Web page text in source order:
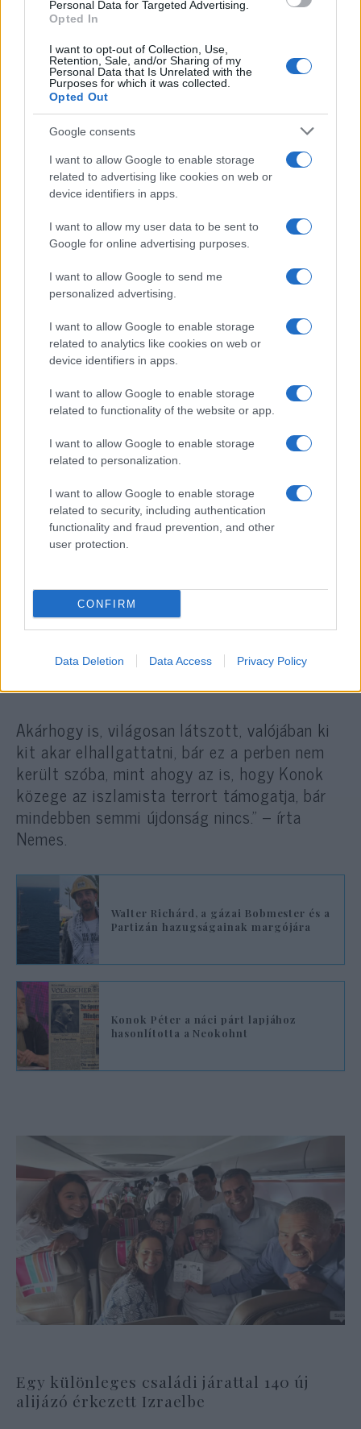
Personal Data for Targeted Advertising.
Opted In
I want to opt-out of Collection, Use,
Retention, Sale, and/or Sharing of my
Personal Data that Is Unrelated with the
Purposes for which it was collected.
Opted Out
Google consents
I want to allow Google to enable storage
related to advertising like cookies on web or
device identifiers in apps.
I want to allow my user data to be sent to
Google for online advertising purposes.
I want to allow Google to send me
personalized advertising.
I want to allow Google to enable storage
related to analytics like cookies on web or
device identifiers in apps.
I want to allow Google to enable storage
related to functionality of the website or app.
I want to allow Google to enable storage
related to personalization.
I want to allow Google to enable storage
related to security, including authentication
functionality and fraud prevention, and other
user protection.
CONFIRM
Data Deletion Data Access Privacy Policy
próbálták megzavarni a tárgyalást
Nemes beszámolójában kitért arra is, hogy a
tárgyalás feszes, helyenként szokatlanul
szigorú légkörben zajlott. Elmondta, hogy
egyes palesztinpárti rendbontókHezbollah-
jelvényeketviseltek, többeket pedig a
bíróság eltávolítatott a teremből, amiért
próbálták megzavarni Nemes megszólalásait,
ezért a bíró több alkalommal is rendre
utasította a hallgatóságot.
„Minden alkalommal, amikor a közönség
megpróbálta belém fojtani a szót,
énekelve-táncolva távoztak. Egy ponton
megjegyezte, hogy ez nem a Mónika show, és
80-as IQ felett mindenkinek meg kell értenie,
hogy nem hangoskodhat. Az „elrabolt”, de
szerencsére megkerült, és – szintén
szerencsére – jól láthatóan kitűnő
egészségnek örvendő Ricsi [
az izraeli erők által nemrég tengeren elfogott
aktivista – a szerk.] ekkor hagyta el a termet.
kitűzőket is (ez Konok
ügyvédjének,Dr. Schiffer
kényelmetlenséget okozott).
Akárhogy is, világosan látszott, valójában ki
kit akar elhallgattatni, bár ez a perben nem
került szóba, mint ahogy az is, hogy Konok
közege az iszlamista terrort támogatja, bár
mindebben semmi újdonság nincs.” – írta
Nemes.
Walter Richárd, a gázai Bobmester és a
Partizán hazugságainak margójára
Konok Péter a náci párt lapjához
hasonlította a Neokohnt
Egy különleges családi járattal 140 új
alijázó érkezett Izraelbe